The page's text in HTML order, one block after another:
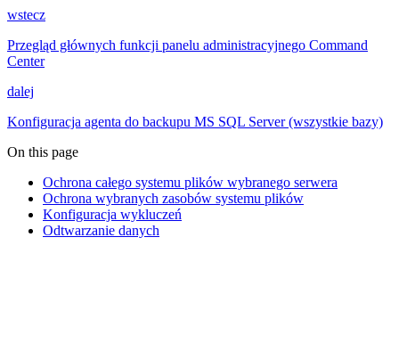
wstecz
Przegląd głównych funkcji panelu administracyjnego Command
Center
dalej
Konfiguracja agenta do backupu MS SQL Server (wszystkie bazy)
On this page
Ochrona całego systemu plików wybranego serwera
Ochrona wybranych zasobów systemu plików
Konfiguracja wykluczeń
Odtwarzanie danych